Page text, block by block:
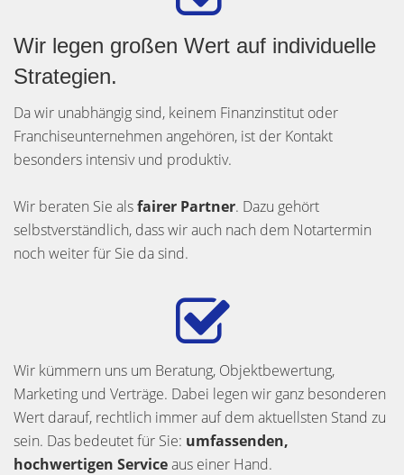
Wir legen großen Wert auf individuelle
Strategien.
Da wir unabhängig sind, keinem Finanzinstitut oder
Franchiseunternehmen angehören, ist der Kontakt
besonders intensiv und produktiv.
Wir beraten Sie alsfairer Partner. Dazu gehört
selbstverständlich, dass wir auch nach dem Notartermin
noch weiter für Sie da sind.
Wir kümmern uns um Beratung, Objektbewertung,
Marketing und Verträge. Dabei legen wir ganz besonderen
Wert darauf, rechtlich immer auf dem aktuellsten Stand zu
sein. Das bedeutet für Sie: umfassenden,
hochwertigen Serviceaus einer Hand.